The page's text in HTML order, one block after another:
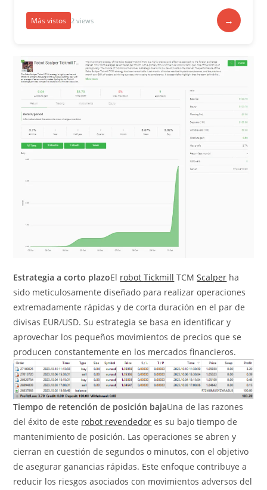
Más vistos 2 views →
Estrategia a corto plazoEl robotTickmill TCMScalper ha
sido meticulosamente diseñado para realizar operaciones
extremadamente rápidas y de corta duración en el par de
divisas EUR/USD. Su estrategia se basa en identificar y
aprovechar los pequeños movimientos de precios que se
producen constantemente en los mercados financieros.
Tiempo de retención de posición bajaUna de las razones
del éxito de este robot revendedor es su bajo tiempo de
mantenimiento de posición. Las operaciones se abren y
cierran en cuestión de segundos o minutos, con el objetivo
de asegurar ganancias rápidas. Este enfoque contribuye a
reducir los riesgos asociados con movimientos adversos del